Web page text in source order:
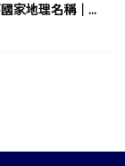
家地理名稱｜...